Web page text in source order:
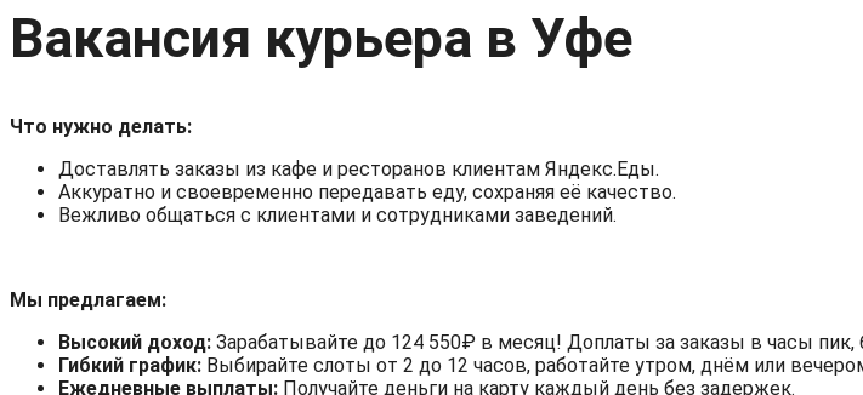
Вакансия курьера в Уфе
Что нужно делать:
Доставлять заказы из кафе и ресторанов клиентам Яндекс.Еды.
Аккуратно и своевременно передавать еду, сохраняя её качество.
Вежливо общаться с клиентами и сотрудниками заведений.
Мы предлагаем:
Высокий доход: Зарабатывайте до 124 550₽ в месяц! Доплаты за заказы в часы пик,
Гибкий график: Выбирайте слоты от 2 до 12 часов, работайте утром, днём или
Ежедневные выплаты: Получайте деньги на карту каждый день без задержек.